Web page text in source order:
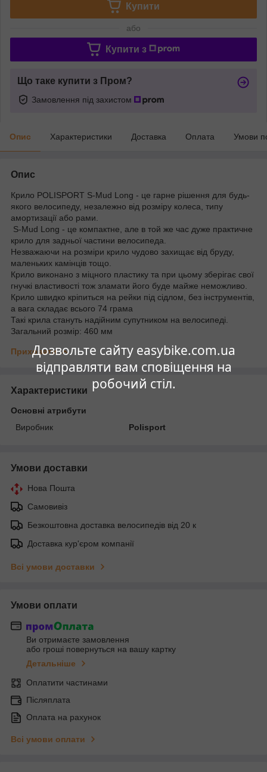
Дозвольте сайту easybike.com.ua
відправляти вам сповіщення на
робочий стіл.
Купити
або
Купити з
Що таке купити з Пром?
Замовлення під захистом
Опис Характеристики Доставка Оплата Умови
Опис
Крило POLISPORT S-Mud Long - це гарне рішення для будь-
якого велосипеду, незалежно від розміру колеса, типу
амортизації або рами.
S-Mud Long - це компактне, але в той же час дуже практичне
крило для задньої частини велосипеда.
Незважаючи на розміри крило чудово захищає від бруду,
маленьких камінців тощо.
Крило виконано з міцного пластику та при цьому зберігає свої
гнучкі властивості тож зламати його буде майже неможливо.
Крило швидко кріпиться на рейки під сідлом, без інструментів,
а вага складає всього 74 грама
Такі крила стануть надійним супутником на велосипеді.
Загальний розмір: 460 мм
Приховати
Характеристики
Основні атрибути
Виробник
Polisport
Умови доставки
Нова Пошта
Самовивіз
Безкоштовна доставка велосипедів від 20 к
Доставка кур'єром компанії
Всі умови доставки
Умови оплати
Ви отримаєте замовлення
або гроші повернуться на вашу картку
Детальніше
Оплатити частинами
Післяплата
Оплата на рахунок
Всі умови оплати